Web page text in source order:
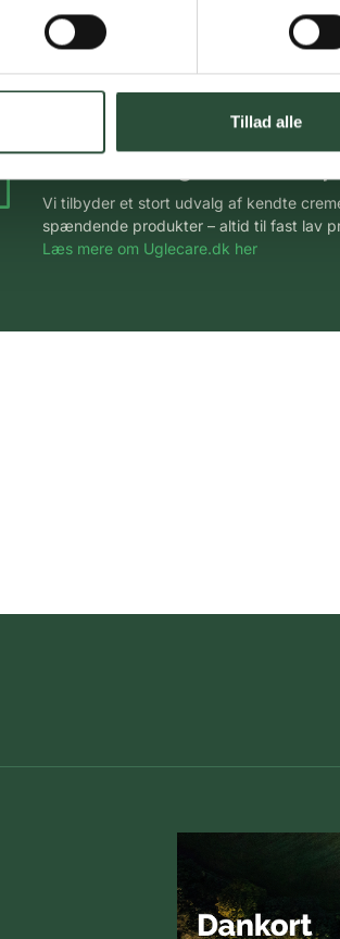
Tillad alle
Faste lave priser*
Stort udvalg af kendte
Vi tilbyder et stort udvalg af kendte
spændende produkter – altid til fast lav
Læs mere om Uglecare.dk her